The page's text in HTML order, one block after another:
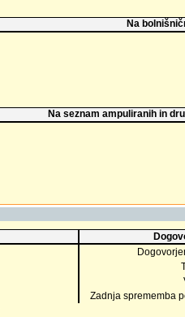
Na
Na seznam ampuliranih in
Zadnja sprememba